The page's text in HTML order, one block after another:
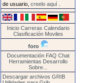
de usuario, creelo aquí
Inicio Carreras Calendario
Clasificación Moviles
foro
Documentación FAQ Chat
Herramientas Desarrollo
Sobre...
Descargar archivos GRIB